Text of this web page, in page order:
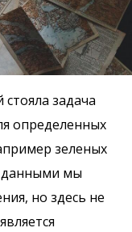
задача
определенных
зеленых
данными мы
но здесь не